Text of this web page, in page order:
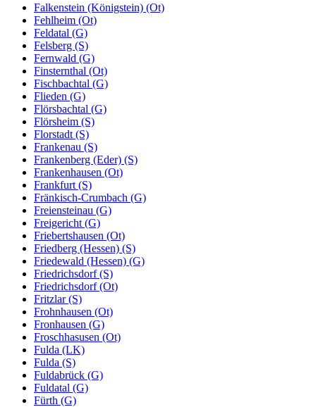
Falkenstein (Königstein) (Ot)
Fehlheim (Ot)
Feldatal (G)
Felsberg (S)
Fernwald (G)
Finsternthal (Ot)
Fischbachtal (G)
Flieden (G)
Flörsbachtal (G)
Flörsheim (S)
Florstadt (S)
Frankenau (S)
Frankenberg (Eder) (S)
Frankenhausen (Ot)
Frankfurt (S)
Fränkisch-Crumbach (G)
Freiensteinau (G)
Freigericht (G)
Friebertshausen (Ot)
Friedberg (Hessen) (S)
Friedewald (Hessen) (G)
Friedrichsdorf (S)
Friedrichsdorf (Ot)
Fritzlar (S)
Frohnhausen (Ot)
Fronhausen (G)
Froschhasusen (Ot)
Fulda (LK)
Fulda (S)
Fuldabrück (G)
Fuldatal (G)
Fürth (G)